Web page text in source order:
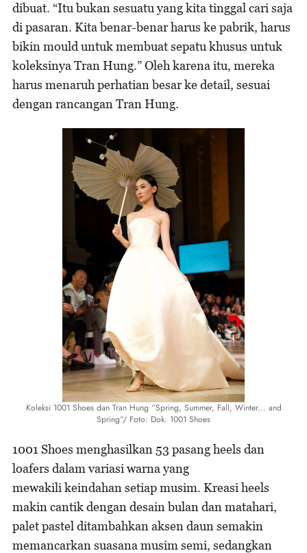
dibuat. “Itu bukan sesuatu yang kita tinggal cari saja
di pasaran. Kita benar-benar harus ke pabrik, harus
bikin mould untuk membuat sepatu khusus untuk
koleksinya Tran Hung.” Oleh karena itu, mereka
harus menaruh perhatian besar ke detail, sesuai
dengan rancangan Tran Hung.
Koleksi 1001 Shoes dan Tran Hung “Spring, Summer, Fall, Winter... and
Spring”/ Foto: Dok. 1001 Shoes
1001 Shoes menghasilkan 53 pasang heels dan
loafers dalam variasi warna yang
mewakili keindahan setiap musim. Kreasi heels
makin cantik dengan desain bulan dan matahari,
palet pastel ditambahkan aksen daun semakin
memancarkan suasana musim semi, sedangkan